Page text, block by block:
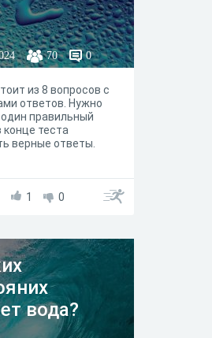
70 0
из 8 вопросов с
ответов. Нужно
правильный
конце теста
верные ответы.
1 0
вода?